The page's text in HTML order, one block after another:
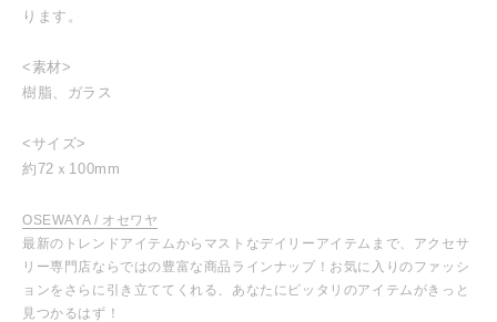
ります。
<素材>
樹脂、ガラス
<サイズ>
約72ｘ100mm
OSEWAYA / オセワヤ
最新のトレンドアイテムからマストなデイリーアイテムまで、アクセサ
リー専門店ならではの豊富な商品ラインナップ！お気に入りのファッシ
ョンをさらに引き立ててくれる、あなたにピッタリのアイテムがきっと
見つかるはず！